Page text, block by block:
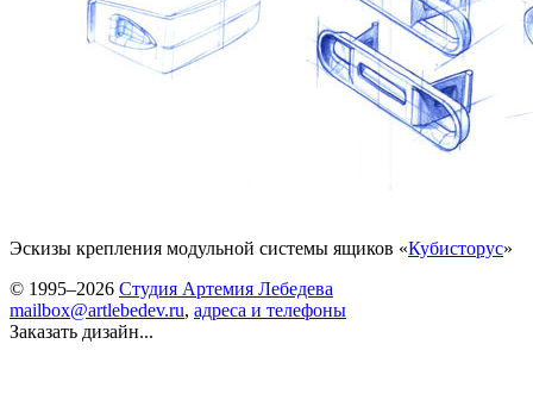
Эскизы крепления модульной системы ящиков «Кубисторус»
© 1995–2026 Студия Артемия Лебедева
mailbox@artlebedev.ru, адреса и телефоны
Заказать дизайн...